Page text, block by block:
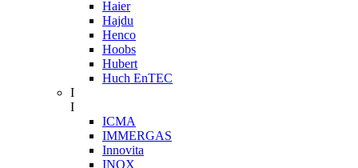
Haier
Hajdu
Henco
Hoobs
Hubert
Huch EnTEC
I
I
ICMA
IMMERGAS
Innovita
INOX